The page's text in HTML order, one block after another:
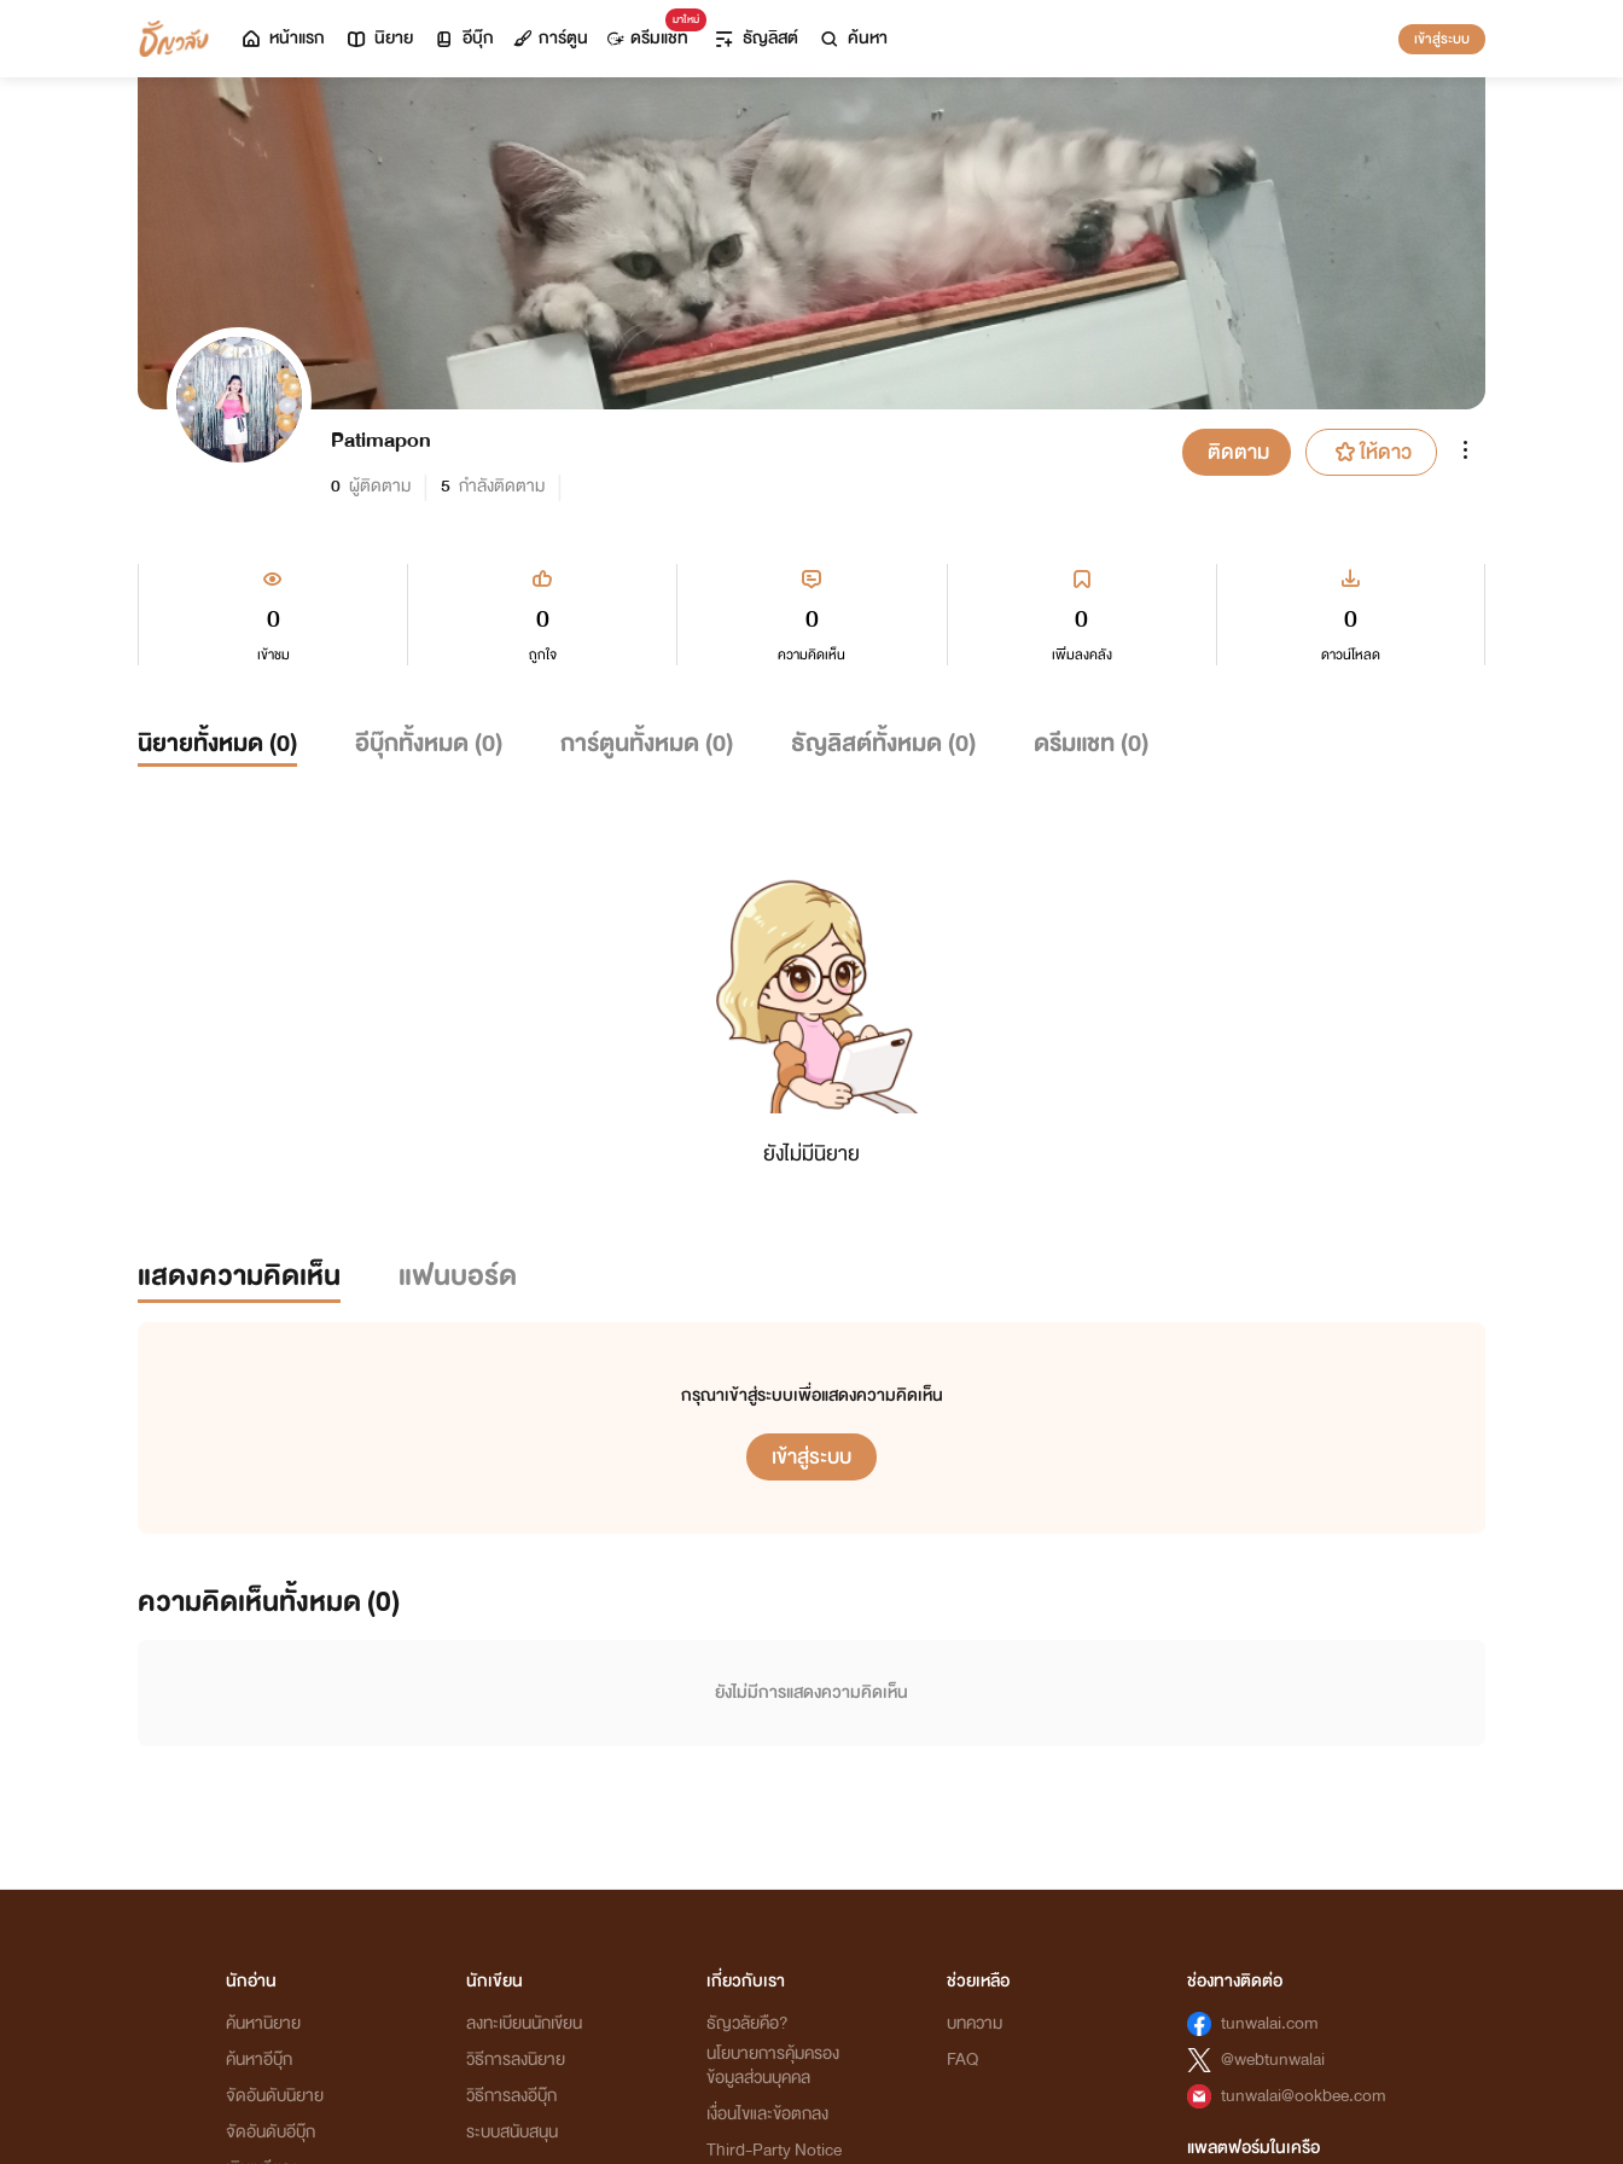
หน้าแรก นิยาย อีบุ๊ก การ์ตูน
มาใหม่
ดรีมแชท ธัญลิสต์ ค้นหา เข้าสู่ระบบ
Patimapon
0 ผู้ติดตาม 5 กำลังติดตาม
ติดตาม ให้ดาว
0
เข้าชม
0
เพิ่มลงคลัง
0
ถูกใจ
0
ดาวน์โหลด
0
ความคิดเห็น
นิยายทั้งหมด (0) อีบุ๊กทั้งหมด (0) การ์ตูนทั้งหมด (0) ธัญลิสต์ทั้งหมด (0) ดรีมแชท (0)
ยังไม่มีนิยาย
แสดงความคิดเห็น แฟนบอร์ด
กรุณาเข้าสู่ระบบเพื่อแสดงความคิดเห็น
เข้าสู่ระบบ
ความคิดเห็นทั้งหมด (0)
ยังไม่มีการแสดงความคิดเห็น
นักอ่าน
ค้นหานิยาย
ค้นหาอีบุ๊ก
จัดอันดับนิยาย
จัดอันดับอีบุ๊ก
นักเขียน
ลงทะเบียนนักเขียน
วิธีการลงนิยาย
วิธีการลงอีบุ๊ก
ระบบสนับสนุน
เกี่ยวกับเรา
ธัญวลัยคือ?
นโยบายการคุ้มครอง
ข้อมูลส่วนบุคคล
เงื่อนไขและข้อตกลง
Third-Party Notice
ช่วยเหลือ
บทความ
FAQ
ช่องทางติดต่อ
tunwalai.com
@webtunwalai
tunwalai@ookbee.com
แพลตฟอร์มในเครือ